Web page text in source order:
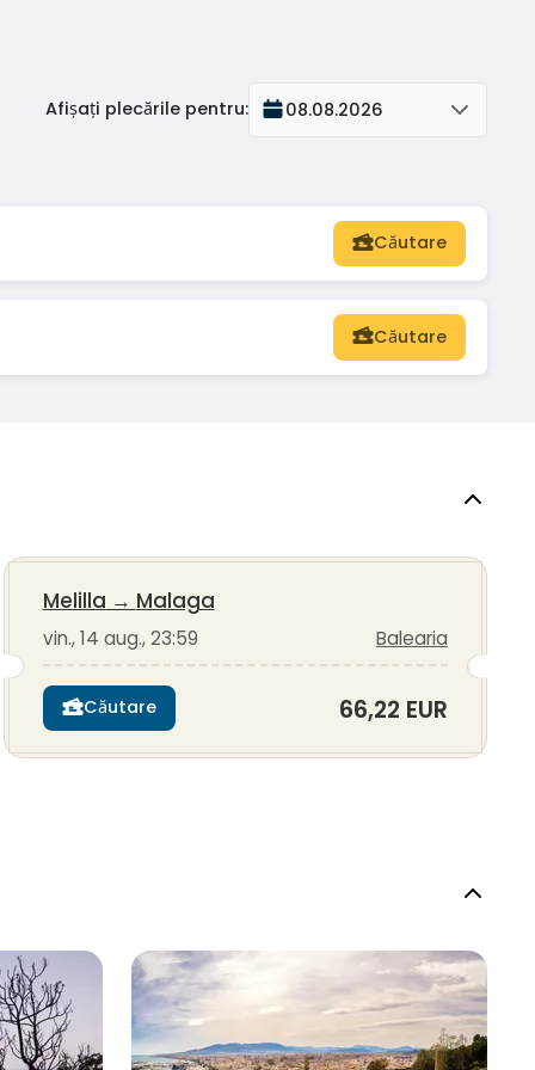
Afișați plecările pentru: 08.08.2026
Căutare
Căutare
Melilla → Malaga
vin., 14 aug., 23:59 Balearia
Căutare 66,22 EUR